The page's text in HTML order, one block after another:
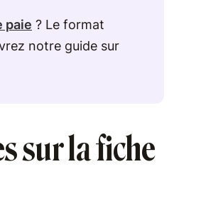
paie ? Le format
notre guide sur
sur la fiche